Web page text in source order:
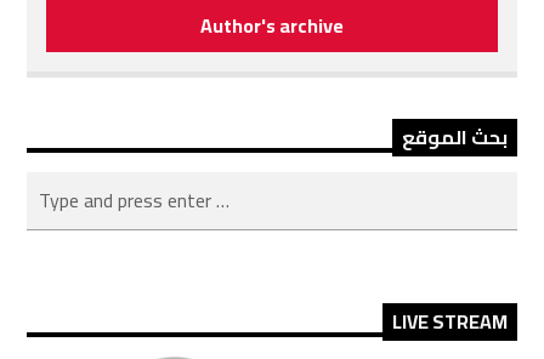
Author's archive
بحث الموقع
LIVE STREAM